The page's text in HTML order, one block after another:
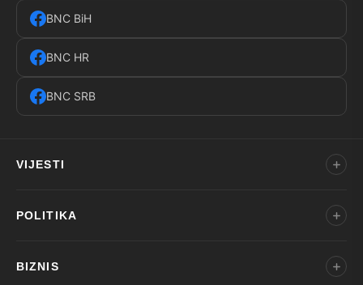
BNC BiH
BNC HR
BNC SRB
VIJESTI
POLITIKA
BIZNIS